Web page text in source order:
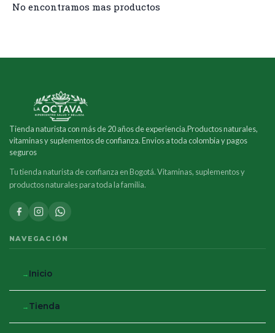
No encontramos mas productos
Tienda naturista con más de 20 años de experiencia.Productos naturales,
vitaminas y suplementos de confianza. Envios a toda colombia y pagos
seguros
Tu tienda naturista de confianza en Bogotá. Vitaminas, suplementos y
productos naturales para toda la familia.
NAVEGACIÓN
Inicio
Tienda